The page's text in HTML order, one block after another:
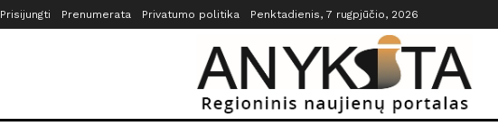
Prisijungti Prenumerata Privatumo politika Penktadienis, 7 rugpjūčio, 2026